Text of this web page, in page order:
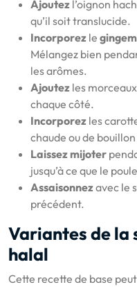
Ajoutez l’oignon
qu’il soit translucide.
Incorporez le
Mélangez bien
les arômes.
Ajoutez les
chaque côté.
Incorporez les
chaude ou de
Laissez mijoter
jusqu’à ce que le
Assaisonnezavec le
précédent.
Variantes de la
halal
Cette recette de base